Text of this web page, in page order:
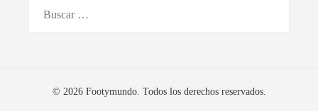
© 2026 Footymundo. Todos los derechos reservados.